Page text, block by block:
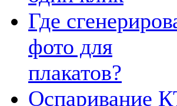
Где
фото для
плакатов?
Оспаривание